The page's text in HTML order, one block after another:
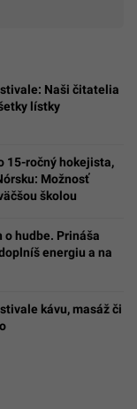
Naši čitatelia
lístky
15-ročný hokejista,
Možnosť
školou
o hudbe. Prináša
energiu a na
kávu, masáž či